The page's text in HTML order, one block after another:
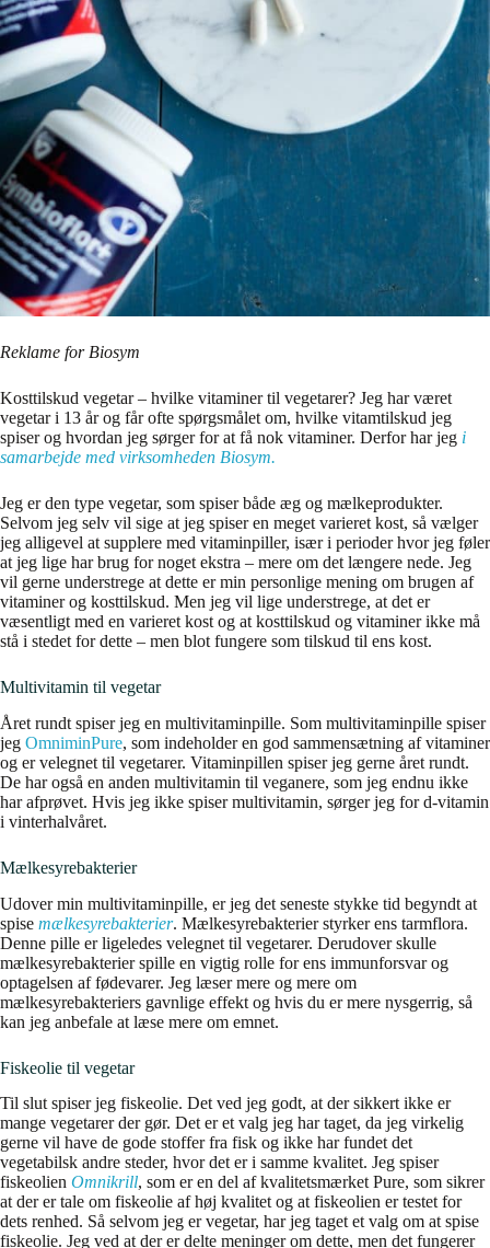
Reklame for Biosym
Kosttilskud vegetar – hvilke vitaminer til vegetarer? Jeg har været
vegetar i 13 år og får ofte spørgsmålet om, hvilke vitamtilskud jeg
spiser og hvordan jeg sørger for at få nok vitaminer. Derfor har jeg i
samarbejde med virksomheden Biosym.
Jeg er den type vegetar, som spiser både æg og mælkeprodukter.
Selvom jeg selv vil sige at jeg spiser en meget varieret kost, så vælger
jeg alligevel at supplere med vitaminpiller, især i perioder hvor jeg føler
at jeg lige har brug for noget ekstra – mere om det længere nede. Jeg
vil gerne understrege at dette er min personlige mening om brugen af
vitaminer og kosttilskud. Men jeg vil lige understrege, at det er
væsentligt med en varieret kost og at kosttilskud og vitaminer ikke må
stå i stedet for dette – men blot fungere som tilskud til ens kost.
Multivitamin til vegetar
Året rundt spiser jeg en multivitaminpille. Som multivitaminpille spiser
jeg OmniminPure, som indeholder en god sammensætning af vitaminer
og er velegnet til vegetarer. Vitaminpillen spiser jeg gerne året rundt.
De har også en anden multivitamin til veganere, som jeg endnu ikke
har afprøvet. Hvis jeg ikke spiser multivitamin, sørger jeg for d-vitamin
i vinterhalvåret.
Mælkesyrebakterier
Udover min multivitaminpille, er jeg det seneste stykke tid begyndt at
spise mælkesyrebakterier. Mælkesyrebakterier styrker ens tarmflora.
Denne pille er ligeledes velegnet til vegetarer. Derudover skulle
mælkesyrebakterier spille en vigtig rolle for ens immunforsvar og
optagelsen af fødevarer. Jeg læser mere og mere om
mælkesyrebakteriers gavnlige effekt og hvis du er mere nysgerrig, så
kan jeg anbefale at læse mere om emnet.
Fiskeolie til vegetar
Til slut spiser jeg fiskeolie. Det ved jeg godt, at der sikkert ikke er
mange vegetarer der gør. Det er et valg jeg har taget, da jeg virkelig
gerne vil have de gode stoffer fra fisk og ikke har fundet det
vegetabilsk andre steder, hvor det er i samme kvalitet. Jeg spiser
fiskeolien Omnikrill, som er en del af kvalitetsmærket Pure, som sikrer
at der er tale om fiskeolie af høj kvalitet og at fiskeolien er testet for
dets renhed. Så selvom jeg er vegetar, har jeg taget et valg om at spise
fiskeolie. Jeg ved at der er delte meninger om dette, men det fungerer